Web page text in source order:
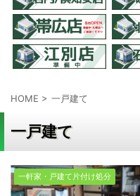
HOME > 一戸建て
一戸建て
一軒家・戸建て片付け処分